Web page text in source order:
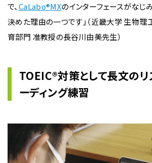
で、 CaLabo®MXのインターフェースがなじ
決めた理由の一つです」（近畿大学 生物理
育部門 准教授の長谷川由美先生）
TOEIC®対策として長文のリ
ーディング練習